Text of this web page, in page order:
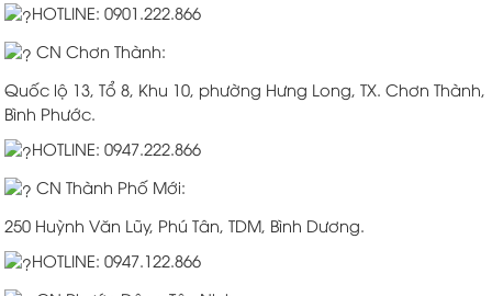
HOTLINE: 0901.222.866
CN Chơn Thành:
Quốc lộ 13, Tổ 8, Khu 10, phường Hưng Long, TX. Chơn Thành,
Bình Phước.
HOTLINE: 0947.222.866
CN Thành Phố Mới:
250 Huỳnh Văn Lũy, Phú Tân, TDM, Bình Dương.
HOTLINE: 0947.122.866